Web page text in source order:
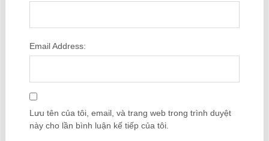
Email Address:
Lưu tên của tôi, email, và trang web trong trình duyệt
này cho lần bình luận kế tiếp của tôi.